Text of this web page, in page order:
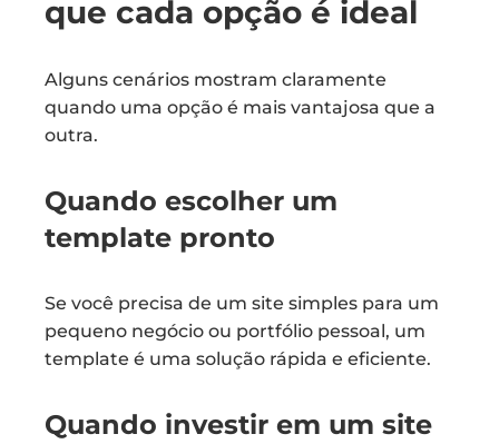
que cada opção é ideal
Alguns cenários mostram claramente
quando uma opção é mais vantajosa que a
outra.
Quando escolher um
template pronto
Se você precisa de um site simples para um
pequeno negócio ou portfólio pessoal, um
template é uma solução rápida e eficiente.
Quando investir em um site